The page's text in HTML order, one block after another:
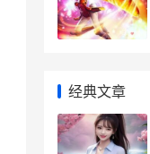
经典文章